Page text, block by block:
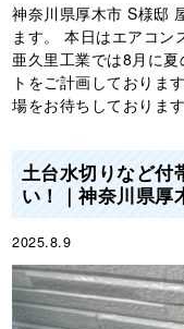
神奈川県厚木市 S様邸
ます。 本日はエアコン
亜久里工業では8月に
トをご計画しておりま
場をお待ちしておりま
土台水切りなど付
い！｜神奈川県厚
2025.8.9